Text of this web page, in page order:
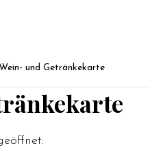
Wein- und Getränkekarte